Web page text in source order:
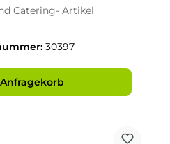
Catering- Artikel
30397